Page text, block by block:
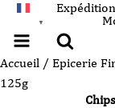
▼
Accueil / Epicerie
125g